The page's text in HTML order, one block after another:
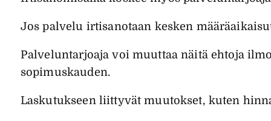
Jos palvelu irtisanotaan kesken
Palveluntarjoaja voi muuttaa näitä ehtoja
sopimuskauden.
Laskutukseen liittyvät muutokset, kuten